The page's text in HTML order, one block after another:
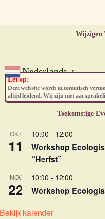
Wijzigen
Nederlands ▼
Let op:
Deze website wordt automatisch
altijd leidend. Wij zijn niet
Toekomstige
OKT
11
10:00 - 12:00
Workshop
“Herfst”
NOV
22
10:00 - 12:00
Workshop
Bekijk kalender